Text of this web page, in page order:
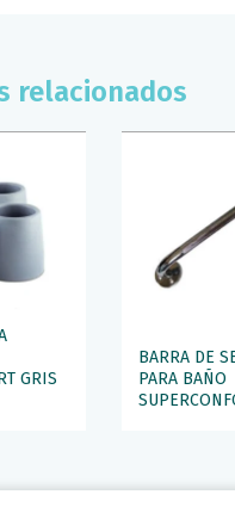
relacionados
GRIS
BARRA DE
PARA BAÑO